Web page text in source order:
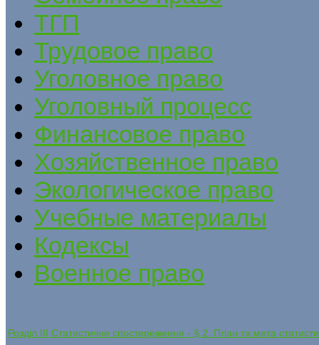
ТГП
Трудовое право
Уголовное право
Уголовный процесс
Финансовое право
Хозяйственное право
Экологическое право
Учебные материалы
Кодексы
Военное право
Розділ ІІІ Статистичне спостереження - § 2. План та мета